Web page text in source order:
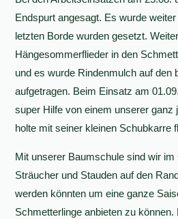
Endspurt angesagt. Es wurde
letzten Borde wurden gesetzt.
Hängesommerflieder in den
und es wurde Rindenmulch auf den
aufgetragen. Beim Einsatz am
super Hilfe von einem unserer ganz
holte mit seiner kleinen Schubkarre
Mit unserer Baumschule sind wir
Sträucher und Stauden auf den
werden könnten um eine ganze
Schmetterlinge anbieten zu können.